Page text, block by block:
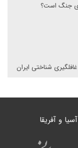
جنگ است؟
آسیا و آفریقا